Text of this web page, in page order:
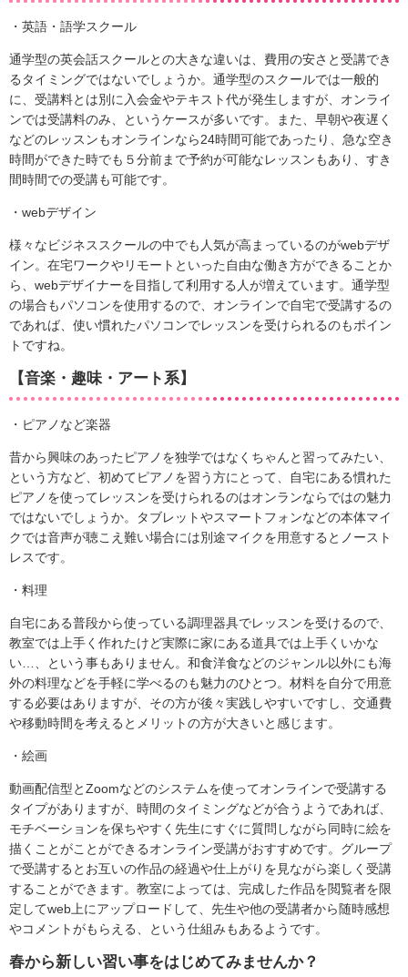
・英語・語学スクール
通学型の英会話スクールとの大きな違いは、費用の安さと受講でき
るタイミングではないでしょうか。通学型のスクールでは一般的
に、受講料とは別に入会金やテキスト代が発生しますが、オンライ
ンでは受講料のみ、というケースが多いです。また、早朝や夜遅く
などのレッスンもオンラインなら24時間可能であったり、急な空き
時間ができた時でも５分前まで予約が可能なレッスンもあり、すき
間時間での受講も可能です。
・webデザイン
様々なビジネススクールの中でも人気が高まっているのがwebデザ
イン。在宅ワークやリモートといった自由な働き方ができることか
ら、webデザイナーを目指して利用する人が増えています。通学型
の場合もパソコンを使用するので、オンラインで自宅で受講するの
であれば、使い慣れたパソコンでレッスンを受けられるのもポイン
トですね。
【音楽・趣味・アート系】
・ピアノなど楽器
昔から興味のあったピアノを独学ではなくちゃんと習ってみたい、
という方など、初めてピアノを習う方にとって、自宅にある慣れた
ピアノを使ってレッスンを受けられるのはオンランならではの魅力
ではないでしょうか。タブレットやスマートフォンなどの本体マイ
クでは音声が聴こえ難い場合には別途マイクを用意するとノースト
レスです。
・料理
自宅にある普段から使っている調理器具でレッスンを受けるので、
教室では上手く作れたけど実際に家にある道具では上手くいかな
い…、という事もありません。和食洋食などのジャンル以外にも海
外の料理などを手軽に学べるのも魅力のひとつ。材料を自分で用意
する必要はありますが、その方が後々実践しやすいですし、交通費
や移動時間を考えるとメリットの方が大きいと感じます。
・絵画
動画配信型とZoomなどのシステムを使ってオンラインで受講する
タイプがありますが、時間のタイミングなどが合うようであれば、
モチベーションを保ちやすく先生にすぐに質問しながら同時に絵を
描くことがことができるオンライン受講がおすすめです。グループ
で受講するとお互いの作品の経過や仕上がりを見ながら楽しく受講
することができます。教室によっては、完成した作品を閲覧者を限
定してweb上にアップロードして、先生や他の受講者から随時感想
やコメントがもらえる、という仕組みもあるようです。
春から新しい習い事をはじめてみませんか？